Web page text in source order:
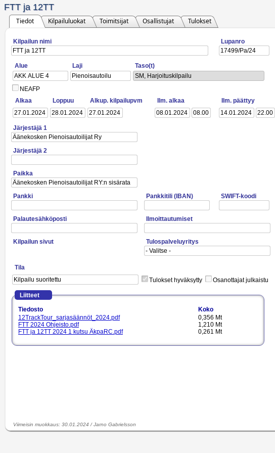
FTT ja 12TT
Tiedot Kilpailuluokat Toimitsijat Osallistujat Tulokset
Kilpailun nimi Lupanro
Alue Laji
Taso(t)
SM, Harjoituskilpailu
NEAFP
Alkaa
Loppuu Alkup. kilpailupvm Ilm. alkaa Ilm. päättyy
Järjestäjä 1
Järjestäjä 2
Paikka
Pankki Pankkitili (IBAN) SWIFT-koodi
Palautesähköposti Ilmoittautumiset
Kilpailun sivut Tulospalveluyritys
Tila
Tulokset hyväksytty
Osanottajat julkaistu
Liitteet
Tiedosto
Koko
12TrackTour_sarjasäännöt_2024.pdf
0,356 Mt
FTT 2024 Ohjeisto.pdf
1,210 Mt
FTT ja 12TT 2024 1 kutsu ÄkpaRC.pdf
0,261 Mt
Viimeisin muokkaus: 30.01.2024 /Jarno Gabrielsson